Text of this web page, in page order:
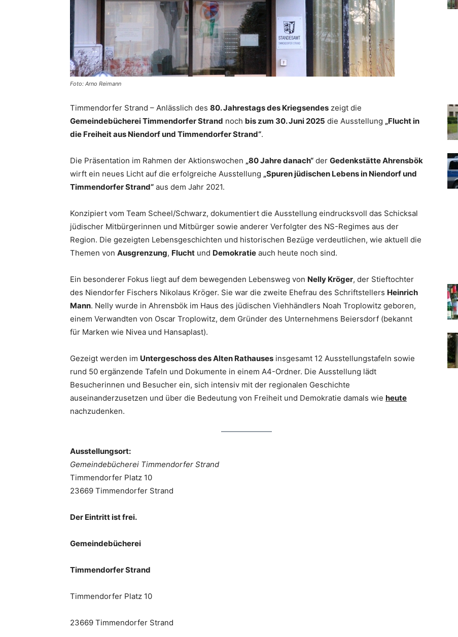
Foto: Arno Reimann
Timmendorfer Strand – Anlässlich des 80. Jahrestags des Kriegsendes zeigt die
Gemeindebücherei Timmendorfer Strand noch bis zum 30. Juni 2025 die Ausstellung „Flucht in
die Freiheit aus Niendorf und Timmendorfer Strand“.
Die Präsentation im Rahmen der Aktionswochen „80 Jahre danach“ der Gedenkstätte Ahrensbök
wirft ein neues Licht auf die erfolgreiche Ausstellung „Spuren jüdischen Lebens in Niendorf und
Timmendorfer Strand“ aus dem Jahr 2021.
Konzipiert vom Team Scheel/Schwarz, dokumentiert die Ausstellung eindrucksvoll das Schicksal
jüdischer Mitbürgerinnen und Mitbürger sowie anderer Verfolgter des NS-Regimes aus der
Region. Die gezeigten Lebensgeschichten und historischen Bezüge verdeutlichen, wie aktuell die
Themen von Ausgrenzung, Flucht und Demokratie auch heute noch sind.
Ein besonderer Fokus liegt auf dem bewegenden Lebensweg von Nelly Kröger, der Stieftochter
des Niendorfer Fischers Nikolaus Kröger. Sie war die zweite Ehefrau des Schriftstellers Heinrich
Mann. Nelly wurde in Ahrensbök im Haus des jüdischen Viehhändlers Noah Troplowitz geboren,
einem Verwandten von Oscar Troplowitz, dem Gründer des Unternehmens Beiersdorf (bekannt
für Marken wie Nivea und Hansaplast).
Gezeigt werden im Untergeschoss des Alten Rathauses insgesamt 12 Ausstellungstafeln sowie
rund 50 ergänzende Tafeln und Dokumente in einem A4-Ordner. Die Ausstellung lädt
Besucherinnen und Besucher ein, sich intensiv mit der regionalen Geschichte
auseinanderzusetzen und über die Bedeutung von Freiheit und Demokratie damals wie heute
nachzudenken.
Ausstellungsort:
Gemeindebücherei Timmendorfer Strand
Timmendorfer Platz 10
23669 Timmendorfer Strand
Der Eintritt ist frei.
Gemeindebücherei
Timmendorfer Strand
Timmendorfer Platz 10
23669 Timmendorfer Strand